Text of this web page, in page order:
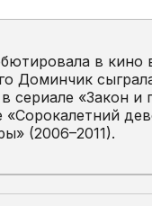
в кино
Доминчик
сериале «Закон
(2006–2011).